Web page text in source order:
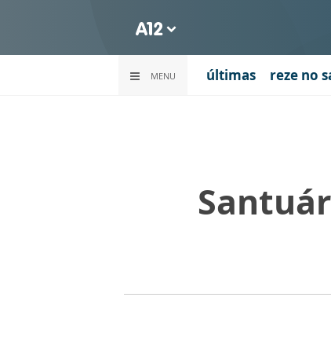
MENU últimas reze no